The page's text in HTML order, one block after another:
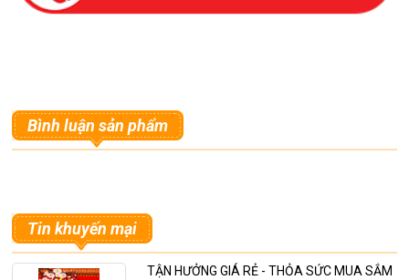
Bình luận sản phẩm
Tin khuyến mại
TẬN HƯỞNG GIÁ RẺ - THỎA SỨC MUA SẮM